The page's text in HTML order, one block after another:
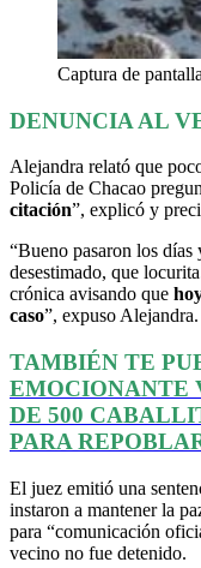
Captura de pantalla
DENUNCIA AL
Alejandra relató que
Policía de Chacao
citación”, explicó y
“Bueno pasaron los
desestimado, que
crónica avisando que
caso”, expuso Alejandra.
TAMBIÉN TE
EMOCIONANTE
DE 500
PARA
El juez emitió una
instaron a mantener la
para “comunicación
vecino no fue detenido.